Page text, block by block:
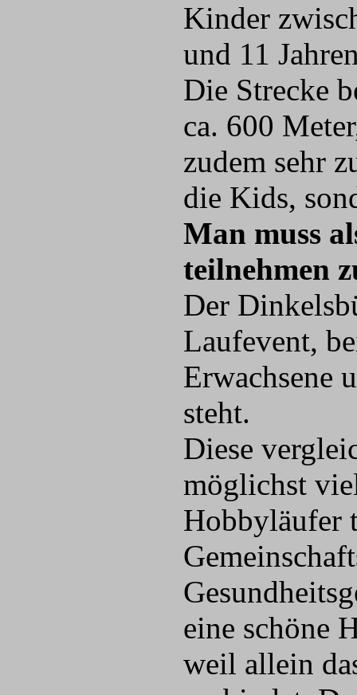
Kinder
und 11
Die Strecke
ca. 600
zudem sehr
die Kids,
Man muss
teilnehmen
Der
Laufevent,
Erwachsene
steht.
Diese
möglichst
Hobbyläufer
eine schöne
weil allein